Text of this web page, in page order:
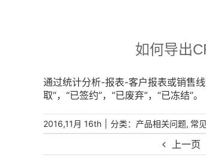
上一页
如何导出
通过统计分析-报表-客户报表或销售
取”，“已签约”，“已废弃”，“已冻结”。
2016,11月 16th 分类： 产品相关问题, 常